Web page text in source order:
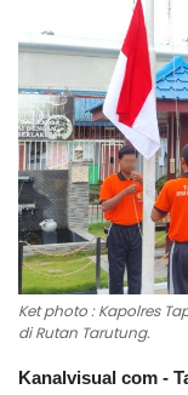
Solo Raya
Sumsel
Kalbar
Sumut
News
Ket photo : Kapolres
di Rutan Tarutung.
Kanalvisual com -